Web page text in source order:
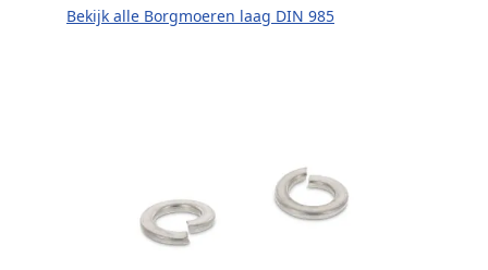
Bekijk alle Borgmoeren laag DIN 985